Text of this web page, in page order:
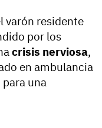
varón residente
por los
crisis nerviosa,
en ambulancia
una